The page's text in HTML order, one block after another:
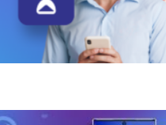
פייסבוק העתק קישור